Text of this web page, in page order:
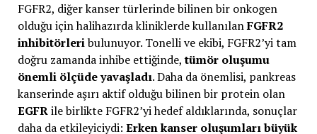
FGFR2, diğer kanser türlerinde bilinen bir onkogen
olduğu için halihazırda kliniklerde kullanılanFGFR2
inhibitörleribulunuyor. Tonelli ve ekibi, FGFR2’yi tam
doğru zamanda inhibe ettiğinde,tümör oluşumu
önemli ölçüde yavaşladı. Daha da önemlisi, pankreas
kanserinde aşırı aktif olduğu bilinen bir protein olan
EGFRile birlikte FGFR2’yi hedef aldıklarında, sonuçlar
daha da etkileyiciydi: Erken kanser oluşumları büyük